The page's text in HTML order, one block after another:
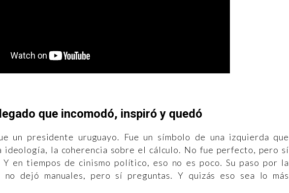
que incomodó, inspiró y quedó
un presidente uruguayo. Fue un símbolo de una izquierda que
la coherencia sobre el cálculo. No fue perfecto, pero sí
Y en tiempos de cinismo político, eso no es poco. Su paso por la
no dejó manuales, pero sí preguntas. Y quizás eso sea lo más